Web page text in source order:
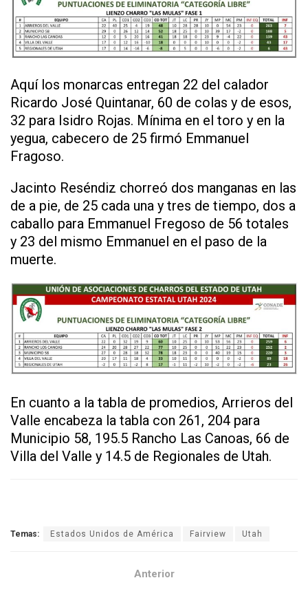
Aquí los monarcas entregan 22 del calador
Ricardo José Quintanar, 60 de colas y de esos,
32 para Isidro Rojas. Mínima en el toro y en la
yegua, cabecero de 25 firmó Emmanuel
Fragoso.
Jacinto Reséndiz chorreó dos manganas en las
de a pie, de 25 cada una y tres de tiempo, dos a
caballo para Emmanuel Fregoso de 56 totales
y 23 del mismo Emmanuel en el paso de la
muerte.
En cuanto a la tabla de promedios, Arrieros del
Valle encabeza la tabla con 261, 204 para
Municipio 58, 195.5 Rancho Las Canoas, 66 de
Villa del Valle y 14.5 de Regionales de Utah.
Temas: Estados Unidos de América Fairview Utah
Anterior